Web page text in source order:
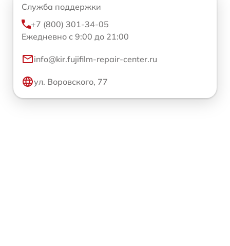
Служба поддержки
+7 (800) 301-34-05
Ежедневно с 9:00 до 21:00
info@kir.fujifilm-repair-center.ru
ул. Воровского, 77